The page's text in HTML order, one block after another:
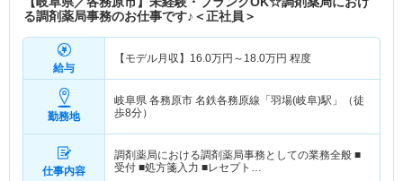
る調剤薬局事務のお仕事です♪＜正社員＞
給与
【モデル月収】 16.0万円～ 18.0万円 程度
勤務地
岐阜県 各務原市 名鉄各務原線「羽場(岐阜)駅」（徒
歩8分）
仕事内容
調剤薬局における調剤薬局事務としての業務全般 ■
受付 ■処方箋入力 ■レセプト…